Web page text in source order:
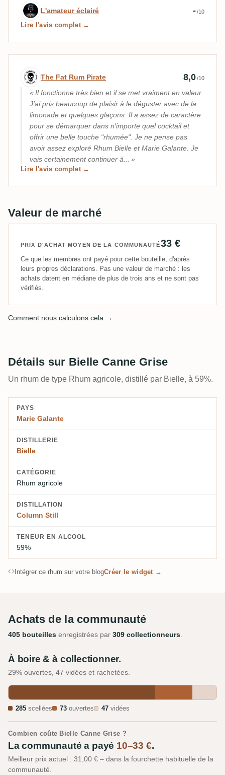
Avis d’expert par L'amateur éclairé
L'amateur éclairé -/10
Lire l'avis complet →
Avis d’expert par The Fat Rum Pirate
The Fat Rum Pirate 8,0/10
Il fonctionne très bien et il se met vraiment en valeur.
J'ai pris beaucoup de plaisir à le déguster avec de la
limonade et quelques glaçons. Il a assez de caractère
pour se démarquer dans n'importe quel cocktail et
offrir une belle touche "rhumée". Je ne pense pas
avoir assez exploré Rhum Bielle et Marie Galante. Je
vais certainement continuer à...
Lire l'avis complet →
Valeur de marché
PRIX D'ACHAT MOYEN DE LA COMMUNAUTÉ33 €
Ce que les membres ont payé pour cette bouteille, d'après
leurs propres déclarations. Pas une valeur de marché : les
achats datent en médiane de plus de trois ans et ne sont pas
vérifiés.
Comment nous calculons cela →
Détails sur Bielle Canne Grise
Un rhum de type Rhum agricole, distillé par Bielle, à 59%.
PAYS
Marie Galante
DISTILLERIE
Bielle
CATÉGORIE
Rhum agricole
DISTILLATION
Column Still
TENEUR EN ALCOOL
59%
Intégrer ce rhum sur votre blogCréer le widget →
Achats de la communauté
405 bouteilles enregistrées par 309 collectionneurs.
À boire & à collectionner.
29% ouvertes, 47 vidées et rachetées.
285 scellées 73 ouvertes 47 vidées
Combien coûte Bielle Canne Grise ?
La communauté a payé 10–33 €.
Meilleur prix actuel : 31,00 € – dans la fourchette habituelle de la
communauté.